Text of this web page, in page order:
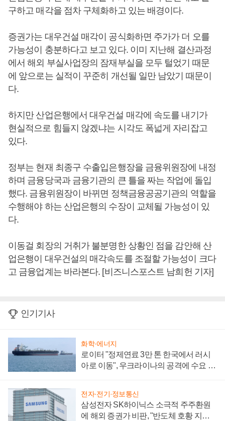
구하고 매각을 점차 구체화하고 있는 배경이다.
증권가는 대우건설 매각이 공식화하면 주가가 더 오를
가능성이 충분하다고 보고 있다. 이미 지난해 결산과정
에서 해외 부실사업장의 잠재부실을 모두 털었기 때문
에 앞으로는 실적이 꾸준히 개선될 일만 남았기 때문이
다.
하지만 산업은행에서 대우건설 매각에 속도를 내기가
현실적으로 힘들지 않겠냐는 시각도 폭넓게 자리잡고
있다.
정부는 현재 최종구 수출입은행장을 금융위원장에 내정
하며 금융당국과 금융기관의 큰 틀을 짜는 작업에 돌입
했다. 금융위원장이 바뀌면 정책금융공공기관의 역할을
수행해야 하는 산업은행의 수장이 교체될 가능성이 있
다.
이동걸 회장의 거취가 불분명한 상황인 점을 감안해 산
업은행이 대우건설의 매각속도를 조절할 가능성이 크다
고 금융업계는 바라본다. [비즈니스포스트 남희헌 기자]
인기기사
화학·에너지
로이터 "정제연료 3만 톤 한국에서 러시
아로 이동", 우크라이나의 공격에 수요 늘
전자·전기·정보통신
삼성전자 SK하이닉스 소극적 주주환원
에 해외 증권가 비판, "반도체 호황 지속